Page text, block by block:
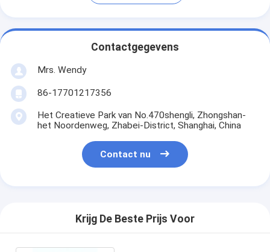
Contactgegevens
Mrs. Wendy
86-17701217356
Het Creatieve Park van No.470shengli, Zhongshan-
het Noordenweg, Zhabei-District, Shanghai, China
Contact nu
Krijg De Beste Prijs Voor